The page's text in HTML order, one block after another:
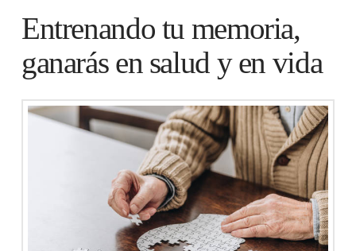
Entrenando tu memoria,
ganarás en salud y en vida